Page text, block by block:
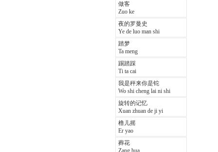
做客
Zuo ke
夜的罗曼史
Ye de luo man shi
踏梦
Ta meng
踢踏踩
Ti ta cai
我是秤来你是铊
Wo shi cheng lai ni shi
旋转的记忆
Xuan zhuan de ji yi
橹儿摇
Er yao
葬花
Zang hua